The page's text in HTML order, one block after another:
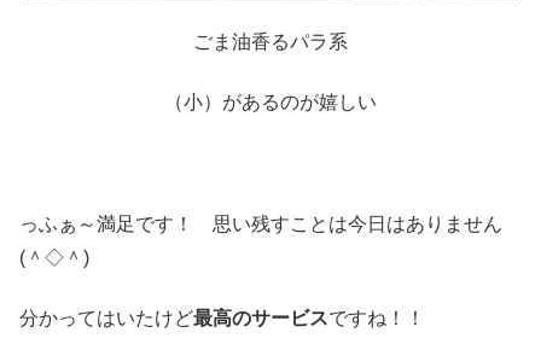
ごま油香るパラ系
（小）があるのが嬉しい
っふぁ～満足です！ 思い残すことは今日はありません
(＾◇＾)
分かってはいたけど最高のサービスですね！！